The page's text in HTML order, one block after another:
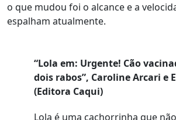
o que mudou foi o alcance e a
espalham atualmente.
“Lola em: Urgente! Cão
dois rabos”, Caroline Arcari e
(Editora Caqui)
Lola é uma cachorrinha que